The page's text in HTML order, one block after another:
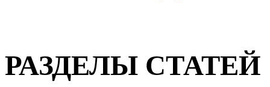
РАЗДЕЛЫ СТАТЕЙ